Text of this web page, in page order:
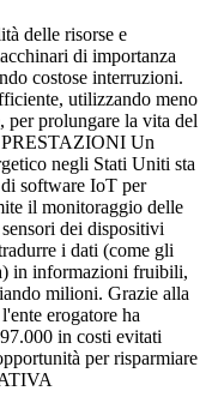
delle risorse e
di importanza
costose interruzioni.
utilizzando meno
per prolungare la vita del
PRESTAZIONI Un
negli Stati Uniti sta
software IoT per
il monitoraggio delle
dei dispositivi
i dati (come gli
in informazioni fruibili,
milioni. Grazie alla
erogatore ha
in costi evitati
per risparmiare